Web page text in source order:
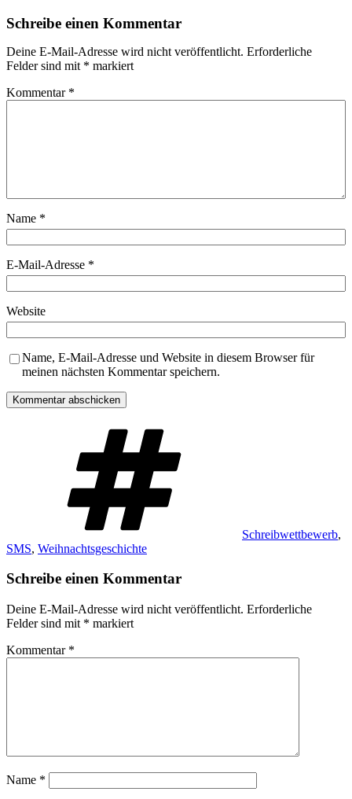
Schreibe einen Kommentar
Deine E-Mail-Adresse wird nicht veröffentlicht. Erforderliche
Felder sind mit * markiert
Kommentar *
Name *
E-Mail-Adresse *
Website
Name, E-Mail-Adresse und Website in diesem Browser für
meinen nächsten Kommentar speichern.
Schreibwettbewerb,
SMS, Weihnachtsgeschichte
Schreibe einen Kommentar
Deine E-Mail-Adresse wird nicht veröffentlicht. Erforderliche
Felder sind mit * markiert
Kommentar *
Name *